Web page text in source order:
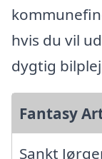
hvis du vil
dygtig
Fantasy
Sankt